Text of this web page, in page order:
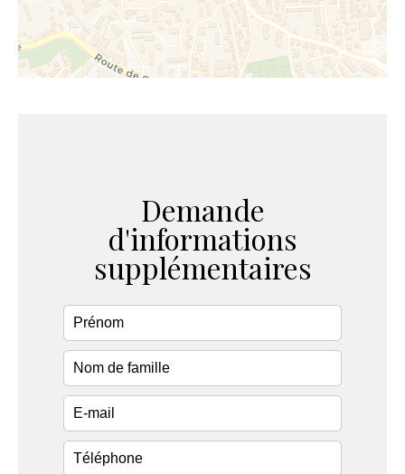
Demande
d'informations
supplémentaires